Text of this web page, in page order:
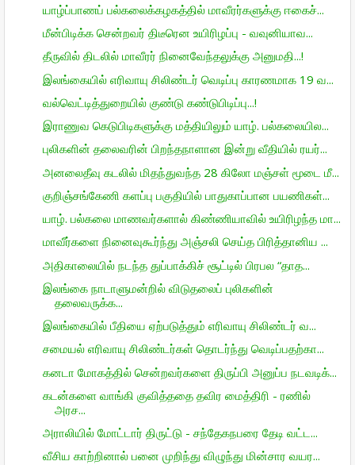
யாழ்ப்பாணப் பல்கலைக்கழகத்தில் மாவீரர்களுக்கு ஈகைச்...
மீன்பிடிக்க சென்றவர் திடீரென உயிரிழப்பு - வவுனியாவ...
தீருவில் திடலில் மாவீரர் நினைவேந்தலுக்கு அனுமதி...!
இலங்கையில் எரிவாயு சிலிண்டர் வெடிப்பு காரணமாக 19 வ...
வல்வெட்டித்துறையில் குண்டு கண்டுபிடிப்பு...!
இராணுவ கெடுபிடிகளுக்கு மத்தியிலும் யாழ். பல்கலையில...
புலிகளின் தலைவரின் பிறந்தநாளான இன்று வீதியில் ரயர்...
அனலைதீவு கடலில் மிதந்துவந்த 28 கிலோ மஞ்சள் மூடை மீ...
குறிஞ்சங்கேணி களப்பு பகுதியில் பாதுகாப்பான பயணிகள்...
யாழ். பல்கலை மாணவர்களால் கிண்ணியாவில் உயிரிழந்த மா...
மாவீர்களை நினைவுகூர்ந்து அஞ்சலி செய்த பிரித்தானிய ...
அதிகாலையில் நடந்த துப்பாக்கிச் சூட்டில் பிரபல “தாத...
இலங்கை நாடாளுமன்றில் விடுதலைப் புலிகளின்
தலைவருக்க...
இலங்கையில் பீதியை ஏற்படுத்தும் எரிவாயு சிலிண்டர் வ...
சமையல் எரிவாயு சிலிண்டர்கள் தொடர்ந்து வெடிப்பதற்கா...
கனடா மோகத்தில் சென்றவர்களை திருப்பி அனுப்ப நடவடிக்...
கடன்களை வாங்கி குவித்ததை தவிர மைத்திரி - ரணில்
அரச...
அராலியில் மோட்டார் திருட்டு - சந்தேகநபரை தேடி வட்ட...
வீசிய காற்றினால் பனை முறிந்து விழுந்து மின்சார வயர...